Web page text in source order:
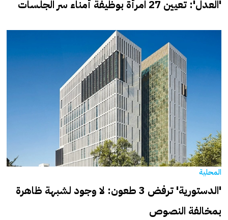
المحلية
'الدستورية' ترفض 3 طعون: لا وجود لشبهة ظاهرة
بمخالفة النصوص